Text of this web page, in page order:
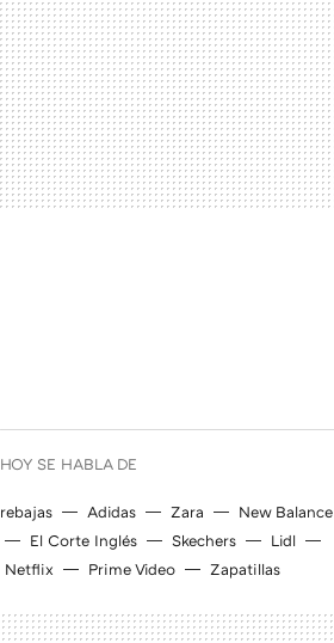
HOY SE HABLA DE
rebajas Adidas Zara
New Balance
El Corte Inglés
Skechers
Lidl
Netflix
Prime Video Zapatillas